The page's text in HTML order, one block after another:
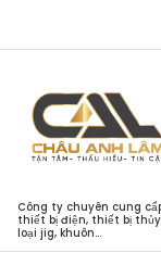
Công ty chuyên cung
thiết bị điện, thiết bị
loại jig, khuôn...